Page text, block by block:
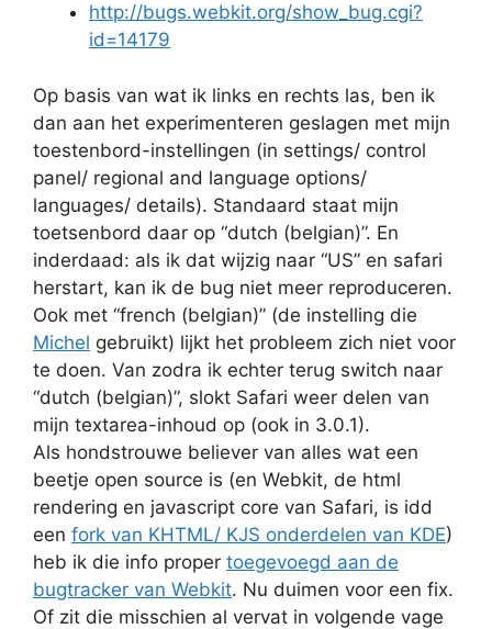
http://bugs.webkit.org/show_bug.cgi?
id=14179
Op basis van wat ik links en rechts las, ben ik
dan aan het experimenteren geslagen met mijn
toestenbord-instellingen (in settings/ control
panel/ regional and language options/
languages/ details). Standaard staat mijn
toetsenbord daar op “dutch (belgian)”. En
inderdaad: als ik dat wijzig naar “US” en safari
herstart, kan ik de bug niet meer reproduceren.
Ook met “french (belgian)” (de instelling die
Michel gebruikt) lijkt het probleem zich niet voor
te doen. Van zodra ik echter terug switch naar
“dutch (belgian)”, slokt Safari weer delen van
mijn textarea-inhoud op (ook in 3.0.1).
Als hondstrouwe believer van alles wat een
beetje open source is (en Webkit, de html
rendering en javascript core van Safari, is idd
een fork van KHTML/ KJS onderdelen van KDE)
heb ik die info proper toegevoegd aan de
bugtracker van Webkit. Nu duimen voor een fix.
Of zit die misschien al vervat in volgende vage